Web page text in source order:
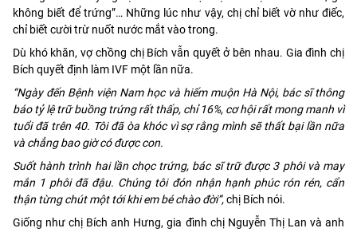
không biết để trứng”… Những lúc như vậy, chị chỉ biết vờ như điếc,
chỉ biết cười trừ nuốt nước mắt vào trong.
Dù khó khăn, vợ chồng chị Bích vẫn quyết ở bên nhau. Gia đình chị
Bích quyết định làm IVF một lần nữa.
“Ngày đến Bệnh viện Nam học và hiếm muộn Hà Nội, bác sĩ thông
báo tỷ lệ trữ buồng trứng rất thấp, chỉ 16%, cơ hội rất mong manh vì
tuổi đã trên 40. Tôi đã òa khóc vì sợ rằng mình sẽ thất bại lần nữa
và chẳng bao giờ có được con.
Suốt hành trình hai lần chọc trứng, bác sĩ trữ được 3 phôi và may
mắn 1 phôi đã đậu. Chúng tôi đón nhận hạnh phúc rón rén, cẩn
thận từng chút một tới khi em bé chào đời”,chị Bích nói.
Giống như chị Bích anh Hưng, gia đình chị Nguyễn Thị Lan và anh